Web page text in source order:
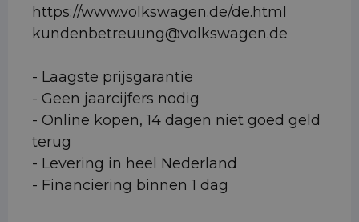
https://www.volkswagen.de/de.html
kundenbetreuung@volkswagen.de
- Laagste prijsgarantie
- Geen jaarcijfers nodig
- Online kopen, 14 dagen niet goed geld
terug
- Levering in heel Nederland
- Financiering binnen 1 dag